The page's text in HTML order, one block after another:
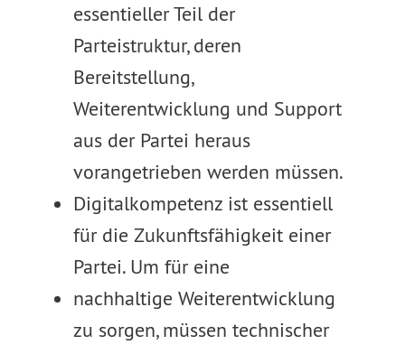
essentieller Teil der
Parteistruktur, deren
Bereitstellung,
Weiterentwicklung und Support
aus der Partei heraus
vorangetrieben werden müssen.
Digitalkompetenz ist essentiell
für die Zukunftsfähigkeit einer
Partei. Um für eine
nachhaltige Weiterentwicklung
zu sorgen, müssen technischer